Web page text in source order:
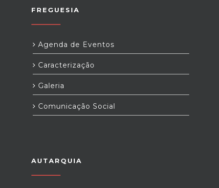
FREGUESIA
Agenda de Eventos
Caracterização
Galeria
Comunicação Social
AUTARQUIA